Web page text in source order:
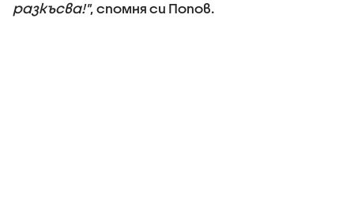
разкъсва!", спомня си Попов.